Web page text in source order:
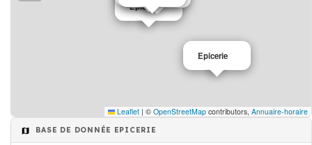
Epicerie
Epicerie
Leaflet | © OpenStreetMap contributors, Annuaire-horaire
BASE DE DONNÉE EPICERIE